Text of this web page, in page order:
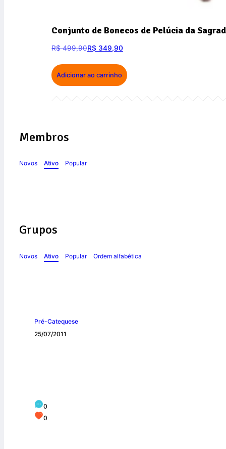
Conjunto de Bonecos de Pelúcia da
R$499,90R$ 349,90
Adicionar ao carrinho
Membros
Novos Ativo Popular
Grupos
Novos Ativo Popular Ordem alfabética
Pré-Catequese
25/07/2011
0
0